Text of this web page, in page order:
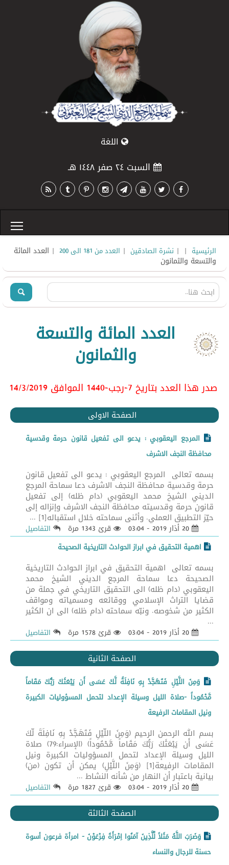
اللغة
السبت ٢٤ صفر ١٤٤٨ هـ
الرئيسية |
| نشرة الصادقين | العدد من 181 الى 200 | العدد المائة
والتسعة والثمانون
العدد المائة والتسعة
والثمانون
صدر هذا العدد بتاريخ 7-رجب-1440 الموافق 14/3 /2019
الصفحة الاولى
المرجع اليعقوبي : يدعو الى تفعيل قانون حرمة وقدسية
محافظة النجف الاشرف
بسمه تعالى المرجع اليعقوبي : يدعو الى تفعيل قانون
حرمة وقدسية محافظة النجف الاشرف دعا سماحة المرجع
الديني الشيخ محمد اليعقوبي (دام ظله) إلى تفعيل
قانون حرمة وقدسيته محافظة النجف الاشرف وإنزاله إلى
حيّز التطبيق العملي. وأثنى سماحته خلال استقباله[1] ...
قرئ 1343 مرة
التفاصيل
اهمية التحقيق في ابراز الحوادث التاريخية الصحيحة
بسمه تعالى اهمية التحقيق في ابراز الحوادث التاريخية
الصحيحة دعا سماحة المرجع الديني الشيخ محمد
اليعقوبي (دام ظله) الى التحقيق التاريخي في جملة من
قضايا التراث الإسلامي ووقائعه ومسمياته ومواقف
الكثير من شخوصه. ونبّه سماحته (دام ظله) الى ان الكثير
...
قرئ 1578 مرة التفاصيل
الصفحة الثانية
وَمِنَ اللَّيْلِ فَتَهَجَّدْ بِهِ نَافِلَةً لَّكَ عَسَى أَن يَبْعَثَكَ رَبُّكَ مَقَاماً
مَّحْمُوداً -صلاة الليل وسيلة الإعداد لتحمل المسؤوليات الكبيرة
ونيل المقامات الرفيعة
بسم الله الرحمن الرحيم (وَمِنَ اللَّيْلِ فَتَهَجَّدْ بِهِ نَافِلَةً لَّكَ
عَسَى أَن يَبْعَثَكَ رَبُّكَ مَقَاماً مَّحْمُوداً) (الإسراء:79) صلاة
الليل وسيلة الإعداد لتحمل المسؤوليات الكبيرة ونيل
المقامات الرفيعة[1] (وَمِنَ اللَّيْلِ) يمكن أن تكون (من)
بيانية باعتبار أن النهار من شأنه النشاط ...
قرئ 1827 مرة التفاصيل
الصفحة الثالثة
وَضَرَبَ اللَّهُ مَثَلاً لِّلَّذِينَ آمَنُوا اِمْرَأَةَ فِرْعَوْنَ - امرأة فرعون أسوة
حسنة للرجال والنساء